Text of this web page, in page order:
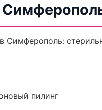
Симферополь:
пилинг